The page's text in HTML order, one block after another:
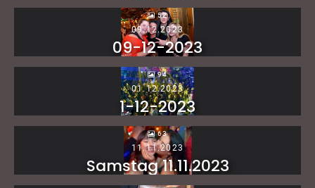
52
09.12.2023
09-12-2023
94
01.12.2023
1-12-2023
63
11.11.2023
Samstag 11.11.2023